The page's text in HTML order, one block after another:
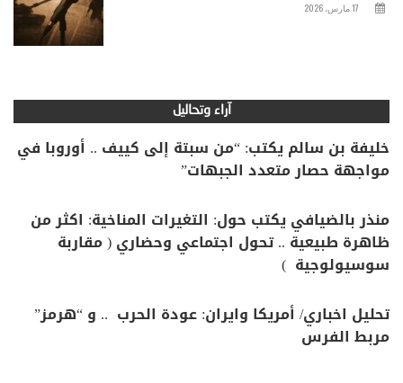
17 مارس، 2026
آراء وتحاليل
خليفة بن سالم يكتب: “من سبتة إلى كييف .. أوروبا في
مواجهة حصار متعدد الجبهات”
منذر بالضيافي يكتب حول: التغيرات المناخية: اكثر من
ظاهرة طبيعية .. تحول اجتماعي وحضاري ( مقاربة
سوسيولوجية )
تحليل اخباري/ أمريكا وايران: عودة الحرب .. و “هرمز”
مربط الفرس